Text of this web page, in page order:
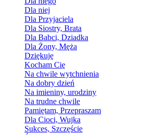
Dla niej
Dla Przyjaciela
Dla Siostry, Brata
Dla Babci, Dziadka
Dla Żony, Męża
Dziękuję
Kocham Cię
Na chwile wytchnienia
Na dobry dzień
Na imieniny, urodziny
Na trudne chwile
Pamiętam, Przepraszam
Dla Cioci, Wujka
Sukces, Szczęście